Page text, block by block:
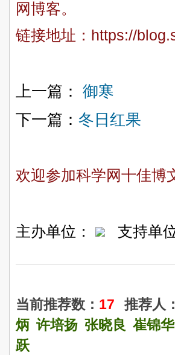
网博客。
链接地址： https://
上一篇： 御寒
下一篇： 冬日红果
欢迎参加科学网十佳博
主办单位： 支持单
当前推荐数： 17 推荐人：
炳 许培扬 张晓良 崔锦华
跃